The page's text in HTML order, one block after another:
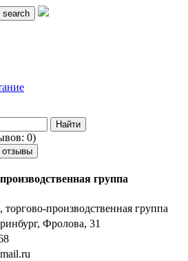
search
0)
отзывы
группа
производственная группа
Фролова, 31